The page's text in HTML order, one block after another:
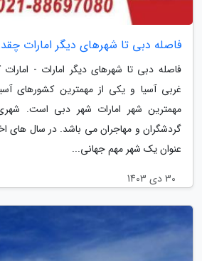
فاصله دبی تا شهرهای دیگر امارات
فاصله دبی تا شهرهای دیگر امارات -
غربی آسیا و یکی از مهمترین کشورهای
مهمترین شهر امارات شهر دبی است.
گردشگران و مهاجران می باشد. در سال های
عنوان یک شهر مهم جهانی...
30 دی 1403